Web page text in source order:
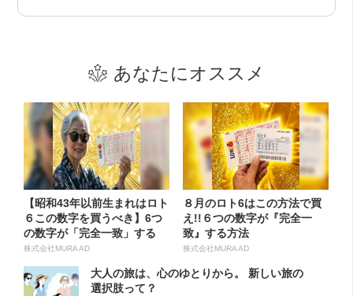
あなたにオススメ
【昭和43年以前生まれはロト
６この数字を買うべき】6つ
の数字が「完全一致」する
方...
株式会社MURA AD
８月のロト6はこの方法で買
え!!６つの数字が『完全一
致』する方法
株式会社MURA AD
大人の旅は、心のゆとりから。 新しい旅の
選択肢って？